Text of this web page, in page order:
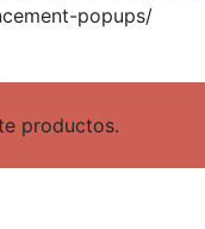
popups/
productos.